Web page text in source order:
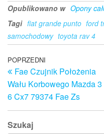
Opublikowano w Opony
Tagi fiat grande punto ford
samochodowy toyota rav 4
Nawigacja
wpisu
Poprzedni
wpis
POPRZEDNI
Fae Czujnik Położenia
Wału Korbowego Mazda 3
6 Cx7 79374 Fae Zs
Szukaj